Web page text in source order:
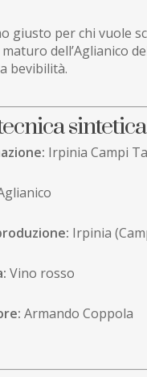
giusto per chi vuole
dell’Aglianico
bevibilità.
sintetica
Irpinia Campi
Irpinia
Vino rosso
Armando Coppola